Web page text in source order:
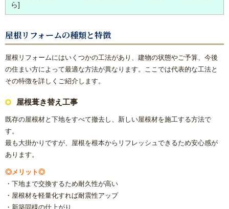
ら]
屋根リフォームの種類と特徴
屋根リフォームにはいくつかの工法があり、建物の状態やご予算、今後
の住まい方によって最適な方法が異なります。ここでは代表的な工法と
その特徴を詳しくご紹介します。
屋根葺き替え工事
既存の屋根材と下地をすべて撤去し、新しい屋根材を施工する方法で
す。
最も大掛かりですが、屋根を根本からリフレッシュできるため安心感が
あります。
◎メリット◎
・下地まで交換するため耐久性が高い
・屋根材を軽量化すれば耐震性アップ
・新築同様の仕上がり